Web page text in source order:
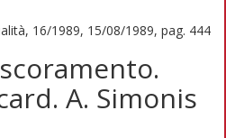
16/1989, 15/08/1989, pag. 444
A. Simonis